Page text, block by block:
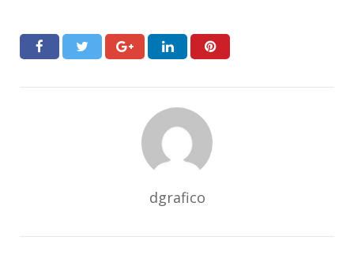
dgrafico